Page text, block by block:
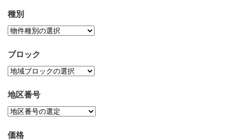
種別
ブロック
地区番号
価格